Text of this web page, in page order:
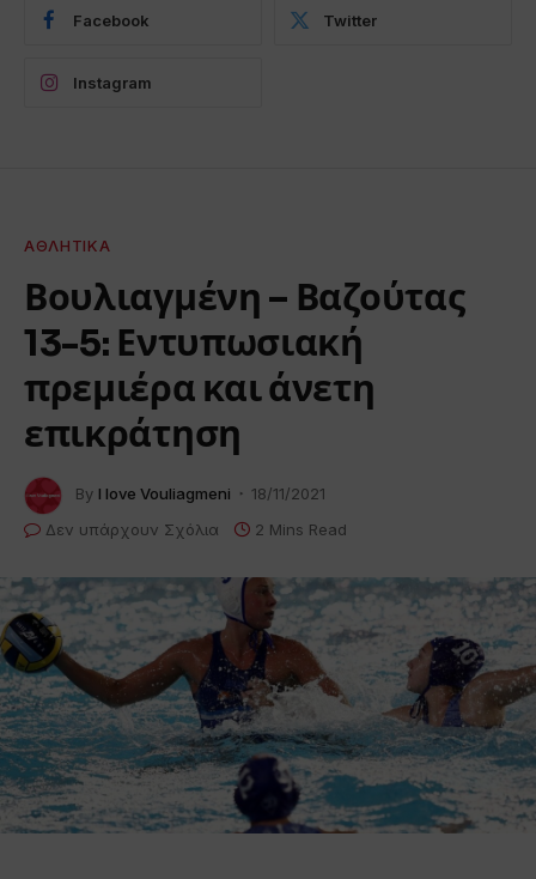
Facebook Twitter
Instagram
ΑΘΛΗΤΙΚΆ
Βουλιαγμένη – Βαζούτας
13-5: Εντυπωσιακή
πρεμιέρα και άνετη
επικράτηση
By I love Vouliagmeni
18/11/2021
Δεν υπάρχουν Σχόλια
2 Mins Read